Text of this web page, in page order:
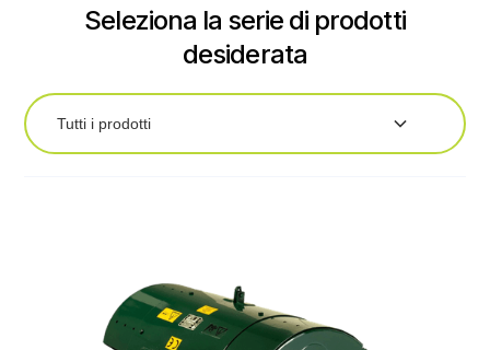
Seleziona la serie di prodotti
desiderata
Tutti i prodotti